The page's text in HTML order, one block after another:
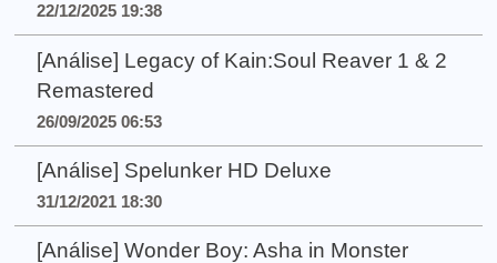
22/12/2025 19:38
[Análise] Legacy of Kain:Soul Reaver 1 & 2
Remastered
26/09/2025 06:53
[Análise] Spelunker HD Deluxe
31/12/2021 18:30
[Análise] Wonder Boy: Asha in Monster